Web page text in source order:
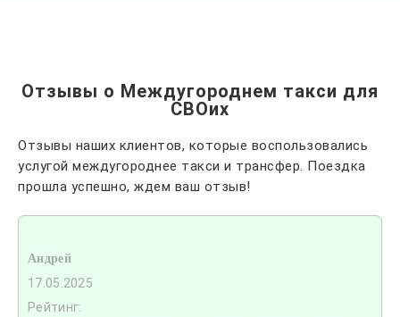
Отзывы о Междугороднем такси для
СВОих
Отзывы наших клиентов, которые воспользовались
услугой междугороднее такси и трансфер. Поездка
прошла успешно, ждем ваш отзыв!
Андрей
17.05.2025
Рейтинг: